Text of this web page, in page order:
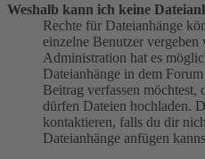
Weshalb kann ich keine
Rechte für Dateianhänge
einzelne Benutzer
Administration hat es
Dateianhänge in dem
Beitrag verfassen möchtest,
dürfen Dateien hochladen.
kontaktieren, falls du dir
Dateianhänge anfügen